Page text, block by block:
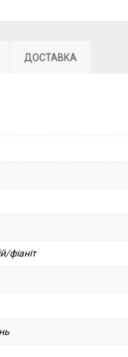
ДОСТАВКА
фіаніт